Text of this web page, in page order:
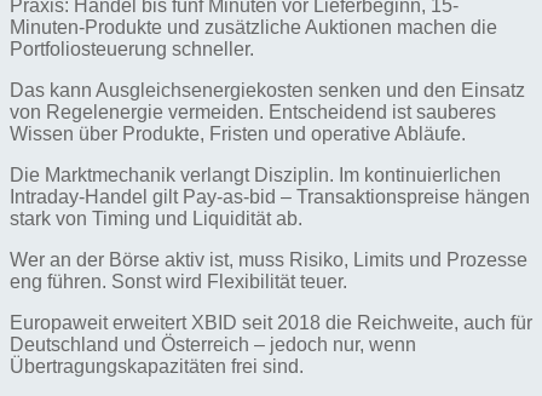
Praxis: Handel bis fünf Minuten vor Lieferbeginn, 15-
Minuten-Produkte und zusätzliche Auktionen machen die
Portfoliosteuerung schneller.
Das kann Ausgleichsenergiekosten senken und den Einsatz
von Regelenergie vermeiden. Entscheidend ist sauberes
Wissen über Produkte, Fristen und operative Abläufe.
Die Marktmechanik verlangt Disziplin. Im kontinuierlichen
Intraday-Handel gilt Pay-as-bid – Transaktionspreise hängen
stark von Timing und Liquidität ab.
Wer an der Börse aktiv ist, muss Risiko, Limits und Prozesse
eng führen. Sonst wird Flexibilität teuer.
Europaweit erweitert XBID seit 2018 die Reichweite, auch für
Deutschland und Österreich – jedoch nur, wenn
Übertragungskapazitäten frei sind.